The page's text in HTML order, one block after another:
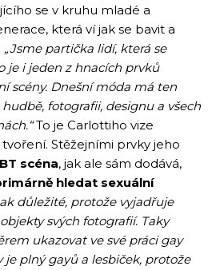
se v kruhu mladé a
která ví jak se bavit a
„Jsme partička lidí, která se
je i jeden z hnacích prvků
scény. Dnešní móda má ten
fotografii, designu a všech
To je Carlottiho vize
Stěžejními prvky jeho
scéna, jak ale sám dodává,
hledat sexuální
důležité, protože vyjadřuje
svých fotografií. Taky
ukazovat ve své práci gay
plný gayů a lesbiček, protože